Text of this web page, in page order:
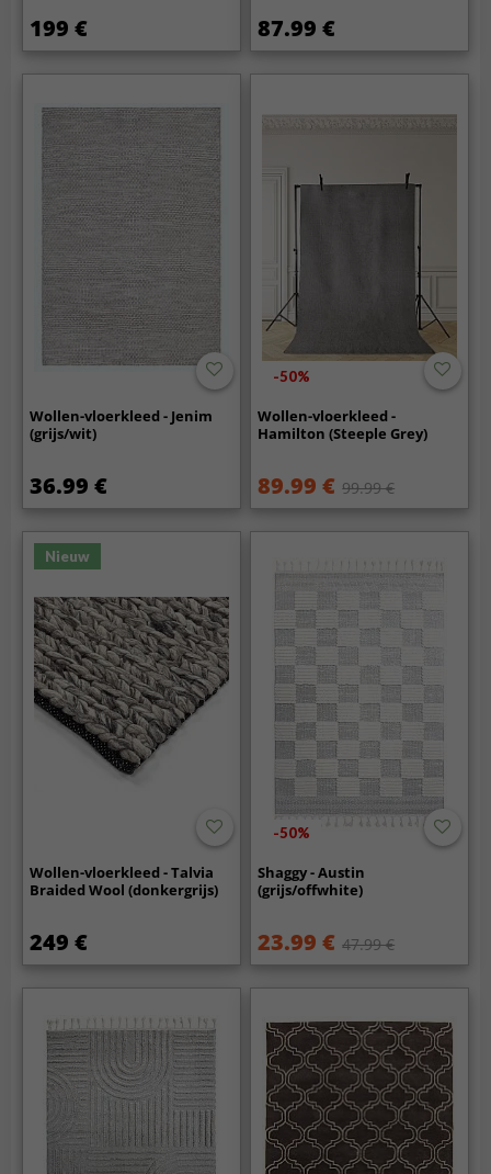
199 € 87.99 €
Wollen-vloerkleed - Jenim
(grijs/wit)
36.99 €
-50%
Wollen-vloerkleed -
Hamilton (Steeple Grey)
89.99 € 99.99 €
Nieuw
Wollen-vloerkleed - Talvia
Braided Wool (donkergrijs)
249 €
-50%
Shaggy - Austin
(grijs/offwhite)
23.99 € 47.99 €